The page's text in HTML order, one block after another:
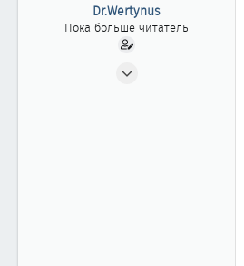
а
Dr.Wertynus
Пока больше читатель